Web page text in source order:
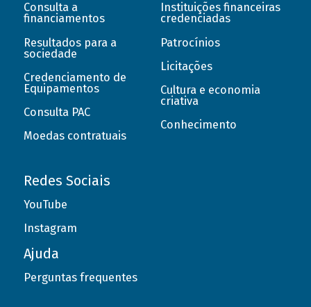
Consulta a
financiamentos
Resultados para a
sociedade
Credenciamento de
Equipamentos
Consulta PAC
Moedas contratuais
Instituições financeiras
credenciadas
Patrocínios
Licitações
Cultura e economia
criativa
Conhecimento
Redes Sociais
YouTube
Instagram
Ajuda
Perguntas frequentes